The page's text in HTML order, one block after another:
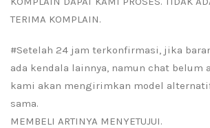
TERIMA KOMPLAIN.
#Setelah 24 jam terkonfirmasi, jika
ada kendala lainnya, namun chat belum
kami akan mengirimkan model
sama.
MEMBELI ARTINYA MENYETUJUI.